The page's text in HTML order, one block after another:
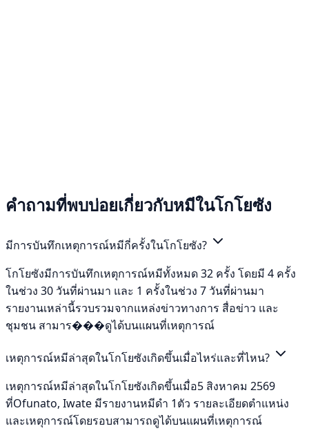
คำถามที่พบบ่อยเกี่ยวกับหมีในโกโยซัง
มีการบันทึกเหตุการณ์หมีกี่ครั้งในโกโยซัง?
โกโยซังมีการบันทึกเหตุการณ์หมีทั้งหมด 32 ครั้ง โดยมี 4 ครั้ง
ในช่วง 30 วันที่ผ่านมา และ 1 ครั้งในช่วง 7 วันที่ผ่านมา
รายงานเหล่านี้รวบรวมจากแหล่งข่าวทางการ สื่อข่าว และ
ชุมชน สามาร���ดูได้บนแผนที่เหตุการณ์
เหตุการณ์หมีล่าสุดในโกโยซังเกิดขึ้นเมื่อไหร่และที่ไหน?
เหตุการณ์หมีล่าสุดในโกโยซังเกิดขึ้นเมื่อ5 สิงหาคม 2569
ที่Ofunato, Iwate มีรายงานหมีดำ 1ตัว รายละเอียดตำแหน่ง
และเหตุการณ์โดยรอบสามารถดูได้บนแผนที่เหตุการณ์